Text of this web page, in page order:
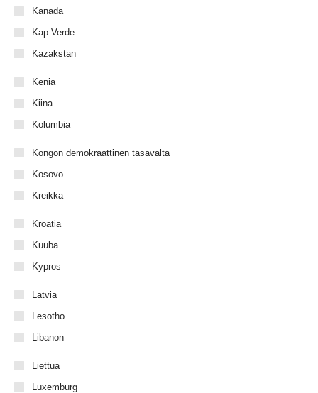
Kanada
Kap Verde
Kazakstan
Kenia
Kiina
Kolumbia
Kongon demokraattinen tasavalta
Kosovo
Kreikka
Kroatia
Kuuba
Kypros
Latvia
Lesotho
Libanon
Liettua
Luxemburg